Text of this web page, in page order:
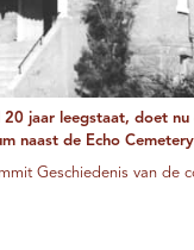
20 jaar leegstaat, doet nu
naast de Echo
Geschiedenis van de